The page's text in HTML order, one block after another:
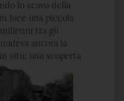
lo scavo della
luce una piccola
tra gli
ancora la
situ: una scoperta